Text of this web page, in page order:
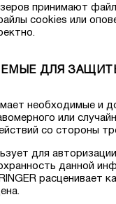
принимают
cookies или
ДЛЯ
необходимые
или
со стороны
для
данной
расценивает